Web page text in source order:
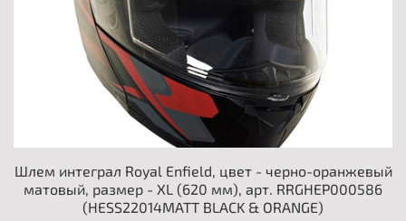
Шлем интеграл Royal Enfield, цвет - черно-оранжевый
матовый, размер - XL (620 мм), арт. RRGHEP000586
(HESS22014MATT BLACK & ORANGE)